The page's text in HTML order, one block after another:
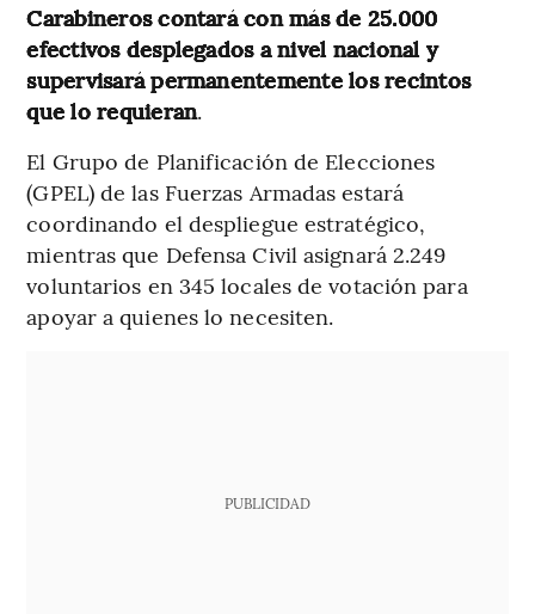
Carabineros contará con más de 25.000
efectivos desplegados a nivel nacional y
supervisará permanentemente los recintos
que lo requieran.
El Grupo de Planificación de Elecciones
(GPEL) de las Fuerzas Armadas estará
coordinando el despliegue estratégico,
mientras que Defensa Civil asignará 2.249
voluntarios en 345 locales de votación para
apoyar a quienes lo necesiten.
PUBLICIDAD